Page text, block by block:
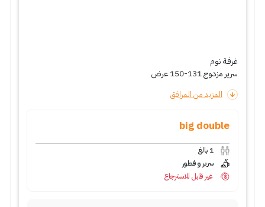
غرفة نوم
سرير مزدوج 131-150 عرض
المزيد من المرافق
big double
1 بالغ
سرير و فطور
غير قابل للاسترجاع